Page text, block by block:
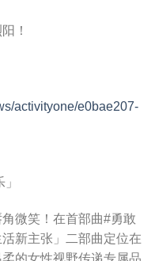
！
activityone/e0bae207-
微笑！在首部曲#勇敢
新主张」二部曲定位在
的女性视野传递专属品